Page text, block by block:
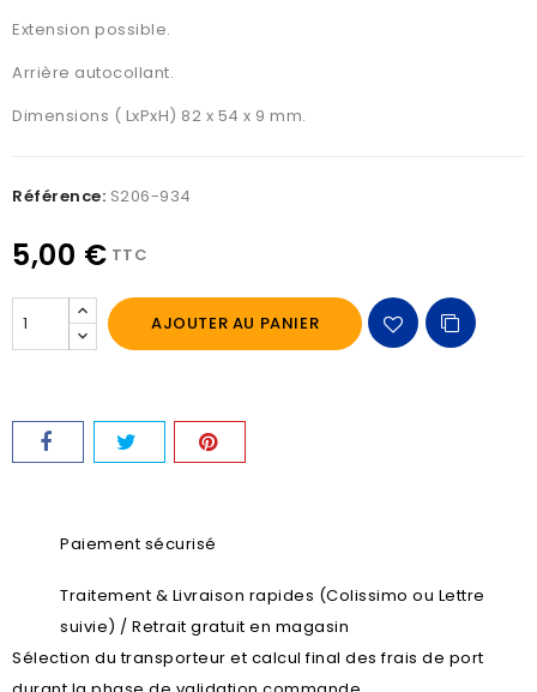
Extension possible.
Arrière autocollant.
Dimensions ( LxPxH) 82 x 54 x 9 mm.
Référence: S206-934
5,00 € TTC
AJOUTER AU PANIER
Paiement sécurisé
Traitement & Livraison rapides (Colissimo ou Lettre
suivie) / Retrait gratuit en magasin
Sélection du transporteur et calcul final des frais de port